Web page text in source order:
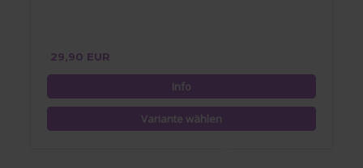
29,90 EUR